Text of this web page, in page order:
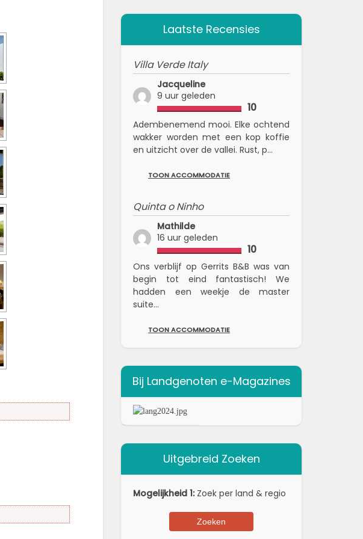
Laatste Recensies
Villa Verde Italy
Jacqueline
9 uur geleden
10
Adembenemend mooi. Elke ochtend
wakker worden met een kop koffie
en uitzicht over de vallei. Rust, p...
TOON ACCOMMODATIE
Quinta o Ninho
Mathilde
16 uur geleden
10
Ons verblijf op Gerrits B&B was van
begin tot eind fantastisch! We
hadden een weekje de master
suite...
TOON ACCOMMODATIE
Bij Landgenoten e-Magazines
Uitgebreid Zoeken
Mogelijkheid 1:Zoek per land & regio